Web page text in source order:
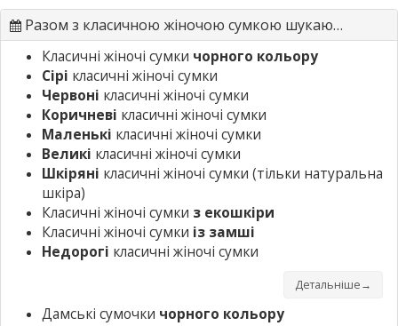
Разом з класичною жіночою сумкою шукають
Класичні жіночі сумки чорного кольору
Сірі класичні жіночі сумки
Червоні класичні жіночі сумки
Коричневі класичні жіночі сумки
Маленькі класичні жіночі сумки
Великі класичні жіночі сумки
Шкіряні класичні жіночі сумки (тільки натуральна
шкіра)
Класичні жіночі сумки з екошкіри
Класичні жіночі сумки із замші
Недорогі класичні жіночі сумки
Детальніше→
Дамські сумочки чорного кольору